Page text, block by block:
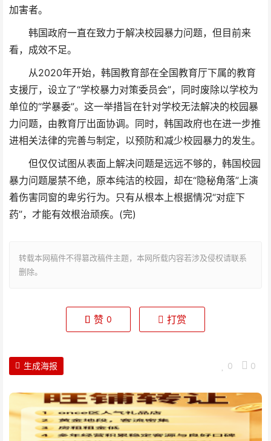
加害者。
韩国政府一直在致力于解决校园暴力问题，但目前来
看，成效不足。
从2020年开始，韩国教育部在全国教育厅下属的教育
支援厅，设立了“学校暴力对策委员会”，同时废除以学校为
单位的“学暴委”。这一举措旨在针对学校无法解决的校园暴
力问题，由教育厅出面协调。同时，韩国政府也在进一步推
进相关法律的完善与制定，以预防和减少校园暴力的发生。
但仅仅试图从表面上解决问题是远远不够的，韩国校园
暴力问题屡禁不绝，原本纯洁的校园，却在“隐秘角落”上演
着伤害同窗的卑劣行为。只有从根本上根据情况“对症下
药”，才能有效根治顽疾。(完)
转载本网稿件不得篡改稿件主题，本网所载内容若涉及侵权请联系
删除。
赞 0 打赏
0 0
生成海报